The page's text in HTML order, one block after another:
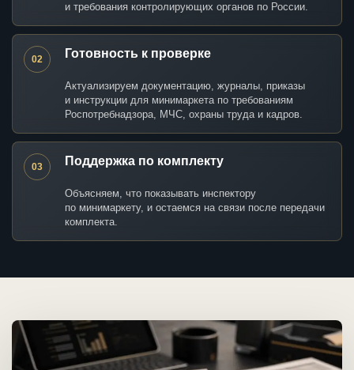
и требования контролирующих органов по России.
02 Готовность к проверке
Актуализируем документацию, журналы, приказы
и инструкции для минимаркета по требованиям
Роспотребнадзора, МЧС, охраны труда и кадров.
03 Поддержка по комплекту
Объясняем, что показывать инспектору
по минимаркету, и остаемся на связи после передачи
комплекта.